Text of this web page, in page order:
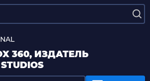
360, ИЗДАТЕЛЬ